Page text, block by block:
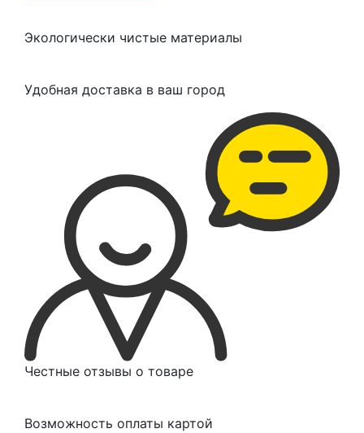
Экологически чистые материалы
Удобная доставка в ваш город
Честные отзывы о товаре
Возможность оплаты картой